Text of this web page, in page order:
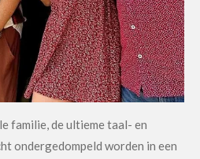
familie, de ultieme taal- en
ondergedompeld worden in een